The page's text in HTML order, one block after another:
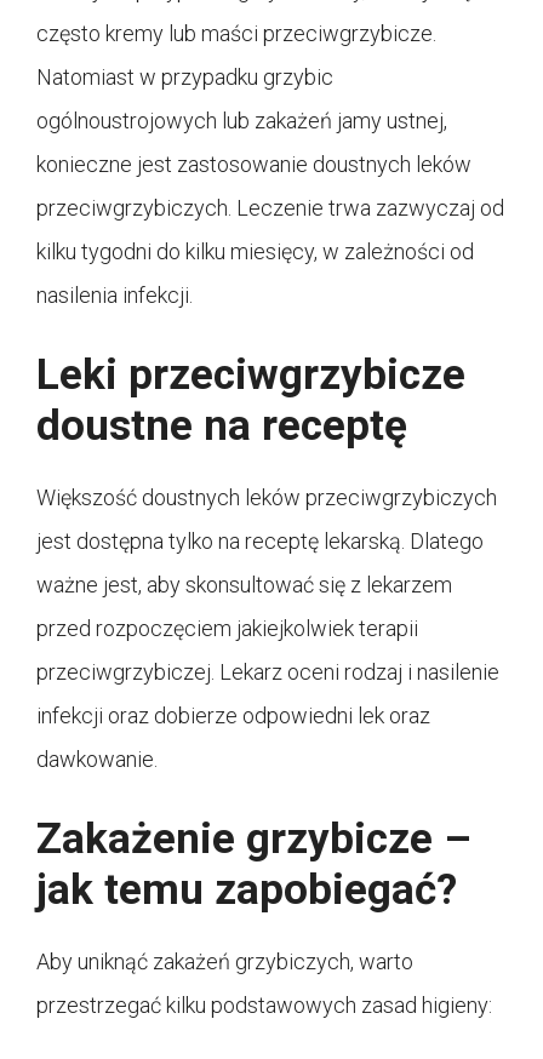
często kremy lub maści przeciwgrzybicze.
Natomiast w przypadku grzybic
ogólnoustrojowych lub zakażeń jamy ustnej,
konieczne jest zastosowanie doustnych leków
przeciwgrzybiczych. Leczenie trwa zazwyczaj od
kilku tygodni do kilku miesięcy, w zależności od
nasilenia infekcji.
Leki przeciwgrzybicze
doustne na receptę
Większość doustnych leków przeciwgrzybiczych
jest dostępna tylko na receptę lekarską. Dlatego
ważne jest, aby skonsultować się z lekarzem
przed rozpoczęciem jakiejkolwiek terapii
przeciwgrzybiczej. Lekarz oceni rodzaj i nasilenie
infekcji oraz dobierze odpowiedni lek oraz
dawkowanie.
Zakażenie grzybicze –
jak temu zapobiegać?
Aby uniknąć zakażeń grzybiczych, warto
przestrzegać kilku podstawowych zasad higieny: